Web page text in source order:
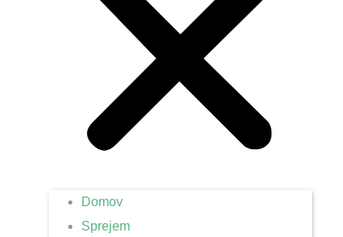
Domov
Sprejem